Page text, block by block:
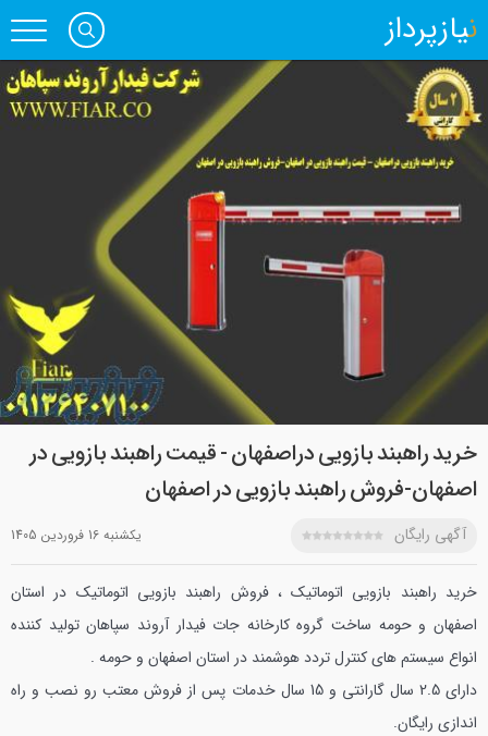
نیازپرداز
خرید راهبند بازویی دراصفهان - قیمت راهبند بازویی در
اصفهان-فروش راهبند بازویی در اصفهان
آگهی رایگان يکشنبه 16 فروردين 1405
خرید راهبند بازویی اتوماتیک ، فروش راهبند بازویی اتوماتیک در استان
اصفهان و حومه ساخت گروه کارخانه جات فیدار آروند سپاهان تولید کننده
انواع سیستم های کنترل تردد هوشمند در استان اصفهان و حومه .
دارای 2.5 سال گارانتی و 15 سال خدمات پس از فروش معتب رو نصب و راه
اندازی رایگان.